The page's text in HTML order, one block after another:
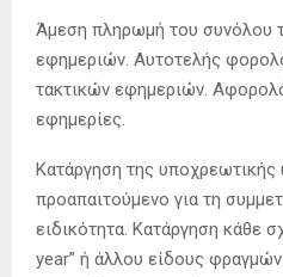
Άμεση πληρωμή του συνόλου
εφημεριών. Αυτοτελής
τακτικών εφημεριών.
εφημερίες.
Κατάργηση της
προαπαιτούμενο για τη
ειδικότητα. Κατάργηση κάθε
year” ή άλλου είδους